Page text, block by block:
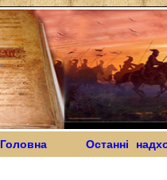
Головна Останні